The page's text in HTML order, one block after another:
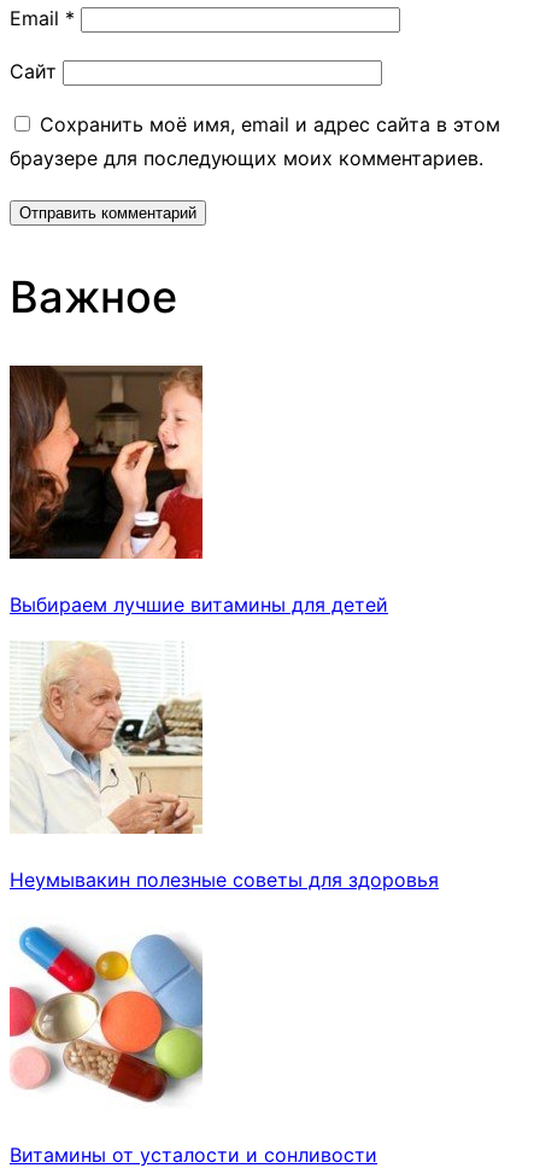
Email *
Сайт
Сохранить моё имя, email и адрес сайта в этом
браузере для последующих моих комментариев.
Важное
Выбираем лучшие витамины для детей
Неумывакин полезные советы для здоровья
Витамины от усталости и сонливости